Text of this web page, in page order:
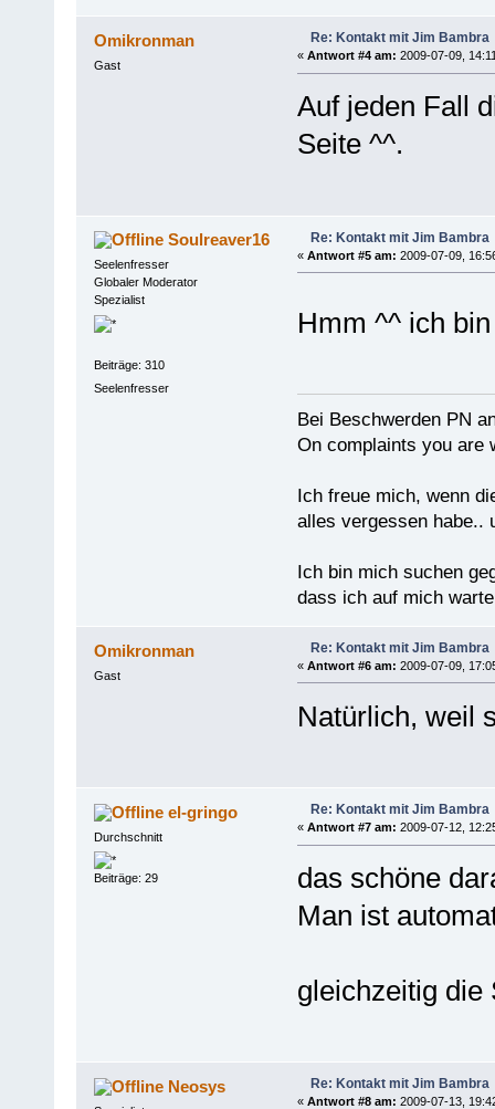
Omikronman
Gast
Re: Kontakt mit Jim Bambra
« Antwort #4 am: 2009-07-09,
Auf jeden Fall
Seite ^^.
Soulreaver16
Seelenfresser
Globaler Moderator
Spezialist
Beiträge: 310
Seelenfresser
Re: Kontakt mit Jim Bambra
« Antwort #5 am: 2009-07-09,
Hmm ^^ ich
Bei Beschwerden PN
On complaints you are
Ich freue mich, wenn
alles vergessen habe..
Ich bin mich suchen
dass ich auf mich
Omikronman
Gast
Re: Kontakt mit Jim Bambra
« Antwort #6 am: 2009-07-09,
Natürlich, weil
el-gringo
Durchschnitt
Beiträge: 29
Re: Kontakt mit Jim Bambra
« Antwort #7 am: 2009-07-12,
das schöne
Man ist
gleichzeitig
Neosys Re: Kontakt mit Jim Bambra
« Antwort #8 am: 2009-07-13,